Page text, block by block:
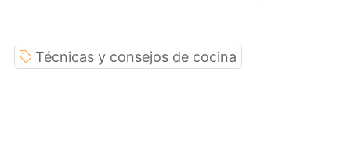
Técnicas y consejos de cocina